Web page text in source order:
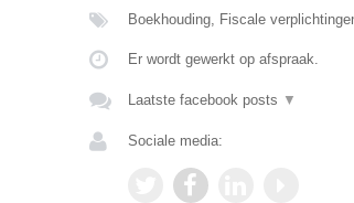
Boekhouding, Fiscale
Er wordt gewerkt op afspraak.
Laatste facebook posts ▼
Sociale media: